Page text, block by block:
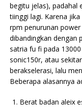
begitu jelas), padahal
tiinggi lagi. Karena
rpm penurunan
dibandingkan dengan
satria fu fi pada
sonic150r, atau
berakselerasi, lalu
Beberapa alasannya
Berat badan aleix